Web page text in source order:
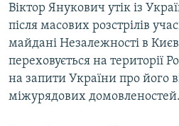
Віктор Янукович утік із
після масових розстрілів
майдані Незалежності в
переховується на території
на запити України про його
міжурядових домовленостей.